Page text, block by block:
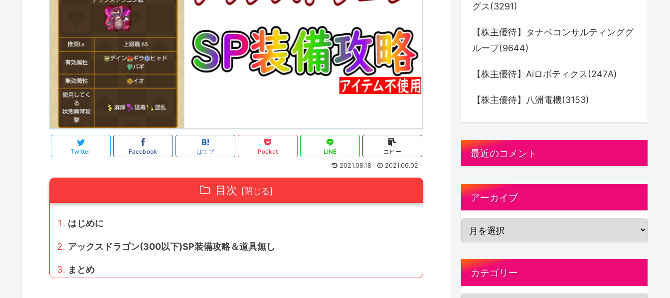
Twitter Facebook はてブ Pocket LINE
コピー
2021.08.18
2021.06.02
目次
はじめに
アックスドラゴン(300以下)SP装備攻略＆道具無し
まとめ
グス(3291)
【株主優待】タナベコンサルティンググ
ループ(9644)
【株主優待】Aiロボティクス(247A)
【株主優待】八洲電機(3153)
最近のコメント
アーカイブ
カテゴリー